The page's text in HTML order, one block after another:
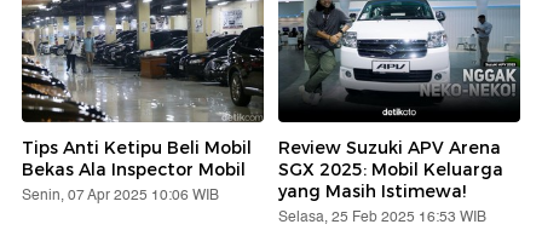
Tips Anti Ketipu Beli Mobil
Bekas Ala Inspector Mobil
Senin, 07 Apr 2025 10:06 WIB
Review Suzuki APV Arena
SGX 2025: Mobil Keluarga
yang Masih Istimewa!
Selasa, 25 Feb 2025 16:53 WIB